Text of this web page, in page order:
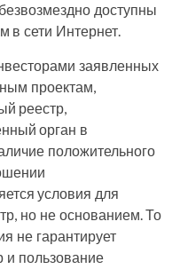
доступны
в сети Интернет.
заявленных
проектам,
реестр,
орган в
положительного
условия для
но не основанием. То
не гарантирует
и пользование